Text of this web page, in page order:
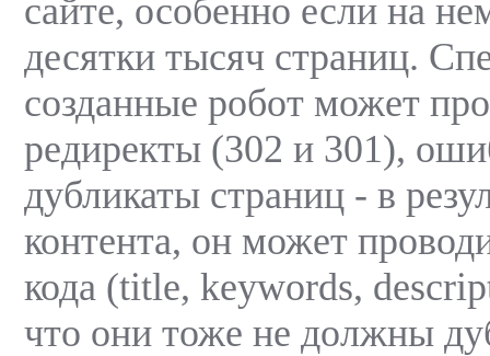
сайте, особенно если на
десятки тысяч страниц.
созданные робот может
редиректы (302 и 301),
дубликаты страниц - в
контента, он может
кода (title, keywords,
что они тоже не должны